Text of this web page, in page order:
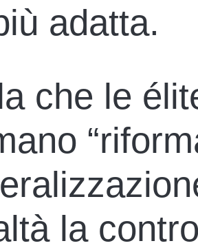
adatta.
che le
la